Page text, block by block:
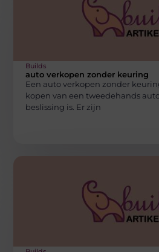
Builds
auto verkopen zonder keuring
Een auto verkopen zonder
kopen van een tweedehands
beslissing is. Er zijn